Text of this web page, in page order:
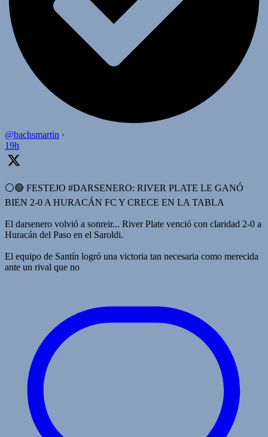
@bachsmartin ·
19h
⚪️🔴 FESTEJO #DARSENERO: RIVER PLATE LE GANÓ
BIEN 2-0 A HURACÁN FC Y CRECE EN LA TABLA
El darsenero volvió a sonreir... River Plate venció con claridad 2-0 a
Huracán del Paso en el Saroldi.
El equipo de Santín logró una victoria tan necesaria como merecida
ante un rival que no